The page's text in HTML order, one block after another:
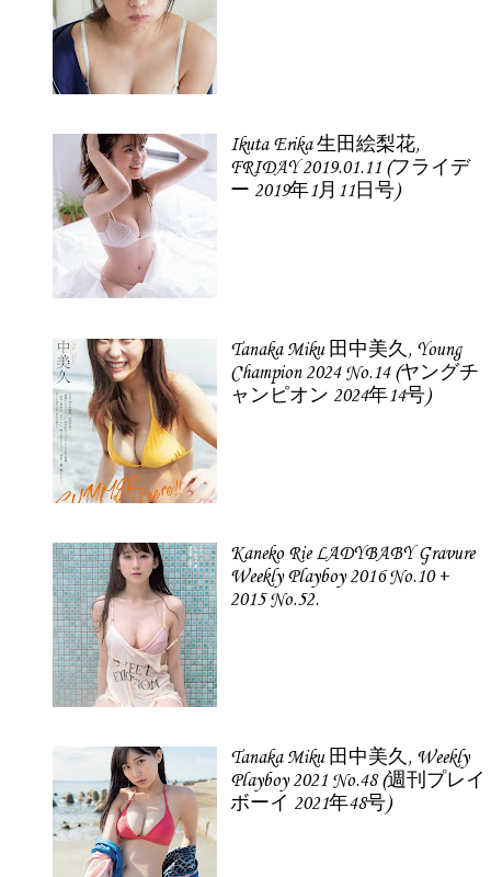
Ikuta Erika 生田絵梨花,
FRIDAY 2019.01.11 (フライデ
ー 2019年1月11日号)
Tanaka Miku 田中美久, Young
Champion 2024 No.14 (ヤングチ
ャンピオン 2024年14号)
Kaneko Rie LADYBABY Gravure
Weekly Playboy 2016 No.10 +
2015 No.52.
Tanaka Miku 田中美久, Weekly
Playboy 2021 No.48 (週刊プレイ
ボーイ 2021年48号)